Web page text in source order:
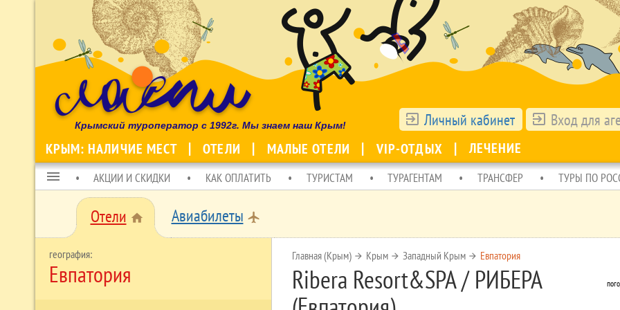
Крымский туроператор с 1992г. Мы знаем наш Крым! exit_to_app Личный кабинет exit_to_app Вход для
КРЫМ: НАЛИЧИЕ МЕСТ ОТЕЛИ МАЛЫЕ ОТЕЛИ VIP-ОТДЫХ ЛЕЧЕНИЕ
menu АКЦИИ И СКИДКИ КАК ОПЛАТИТЬ ТУРИСТАМ ТУРАГЕНТАМ ТРАНСФЕР ТУРЫ ПО
Отели home Авиабилеты local_airport
Евпатория
Главная (Крым) arrow_forward Крым arrow_forward Западный Крым arrow_forward Евпатория
Ribera Resort&SPA / РИБЕРА